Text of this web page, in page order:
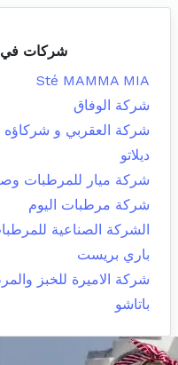
شركات في
Sté MAMMA MIA
شركة الوفاق
شركة العقربي و شركاؤه
ديلاتو
شركة ميار للمرطبات
شركة مرطبات اليوم
الشركة الصناعية
باري بريست
شركة الاميرة للخبز
باتاشو